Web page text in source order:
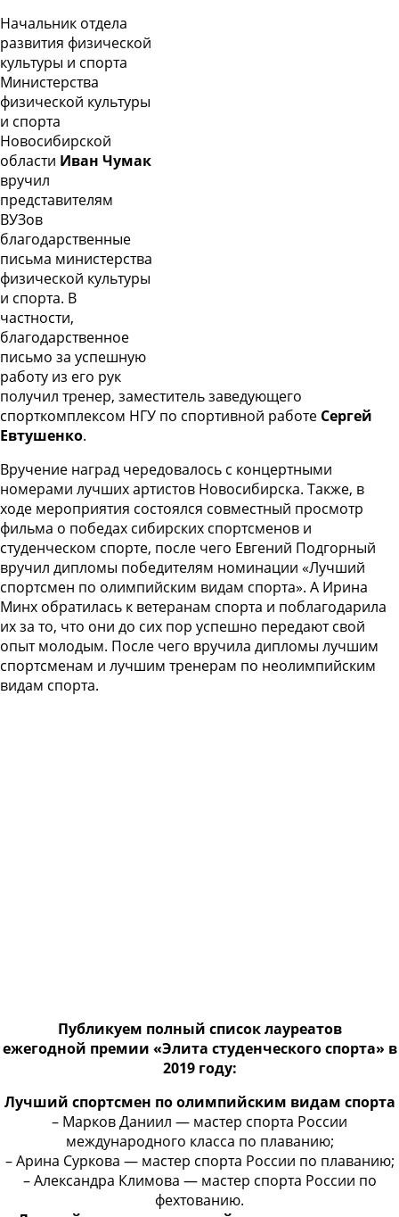
Начальник отдела
развития физической
культуры и спорта
Министерства
физической культуры
и спорта
Новосибирской
области Иван Чумак
вручил
представителям
ВУЗов
благодарственные
письма министерства
физической культуры
и спорта. В
частности,
благодарственное
письмо за успешную
работу из его рук
получил тренер, заместитель заведующего
спорткомплексом НГУ по спортивной работе Сергей
Евтушенко.
Вручение наград чередовалось с концертными
номерами лучших артистов Новосибирска. Также, в
ходе мероприятия состоялся совместный просмотр
фильма о победах сибирских спортсменов и
студенческом спорте, после чего Евгений Подгорный
вручил дипломы победителям номинации «Лучший
спортсмен по олимпийским видам спорта». А Ирина
Минх обратилась к ветеранам спорта и поблагодарила
их за то, что они до сих пор успешно передают свой
опыт молодым. После чего вручила дипломы лучшим
спортсменам и лучшим тренерам по неолимпийским
видам спорта.
Публикуем полный список лауреатов
ежегодной премии «Элита студенческого спорта» в
2019 году:
Лучший спортсмен по олимпийским видам спорта
– Марков Даниил — мастер спорта России
международного класса по плаванию;
– Арина Суркова — мастер спорта России по плаванию;
– Александра Климова — мастер спорта России по
фехтованию.